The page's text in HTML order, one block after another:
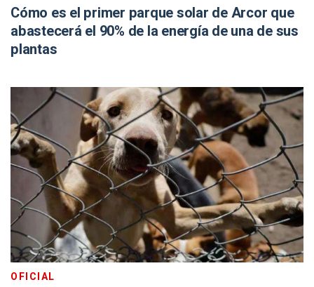
Cómo es el primer parque solar de Arcor que
abastecerá el 90% de la energía de una de sus
plantas
OFICIAL